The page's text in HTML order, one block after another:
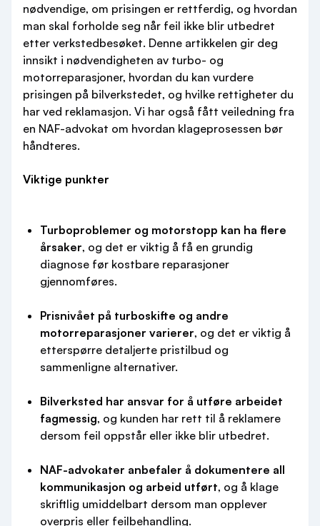
nødvendige, om prisingen er rettferdig, og hvordan
man skal forholde seg når feil ikke blir utbedret
etter verkstedbesøket. Denne artikkelen gir deg
innsikt i nødvendigheten av turbo- og
motorreparasjoner, hvordan du kan vurdere
prisingen på bilverkstedet, og hvilke rettigheter du
har ved reklamasjon. Vi har også fått veiledning fra
en NAF-advokat om hvordan klageprosessen bør
håndteres.
Viktige punkter
Turboproblemer og motorstopp kan ha flere
årsaker, og det er viktig å få en grundig
diagnose før kostbare reparasjoner
gjennomføres.
Prisnivået på turboskifte og andre
motorreparasjoner varierer, og det er viktig å
etterspørre detaljerte pristilbud og
sammenligne alternativer.
Bilverksted har ansvar for å utføre arbeidet
fagmessig, og kunden har rett til å reklamere
dersom feil oppstår eller ikke blir utbedret.
NAF-advokater anbefaler å dokumentere all
kommunikasjon og arbeid utført, og å klage
skriftlig umiddelbart dersom man opplever
overpris eller feilbehandling.